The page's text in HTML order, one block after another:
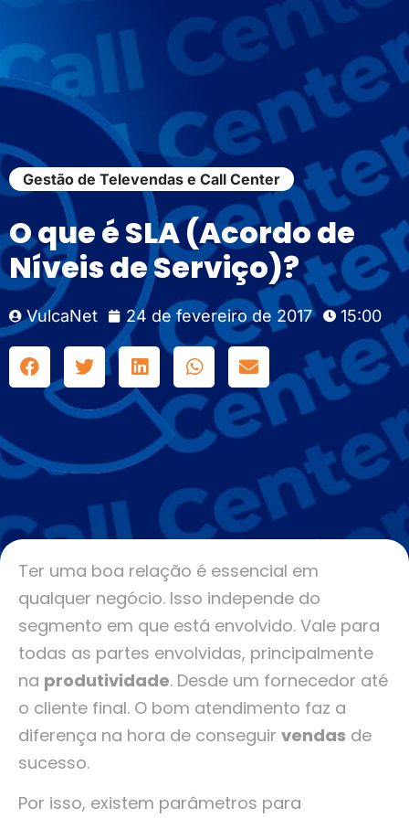
Gestão de Televendas e Call Center
O que é SLA (Acordo de
Níveis de Serviço)?
VulcaNet 24 de fevereiro de 2017 15:00
Ter uma boa relação é essencial em
qualquer negócio. Isso independe do
segmento em que está envolvido. Vale para
todas as partes envolvidas, principalmente
na produtividade. Desde um fornecedor até
o cliente final. O bom atendimento faz a
diferença na hora de conseguir vendas de
sucesso.
Por isso, existem parâmetros para